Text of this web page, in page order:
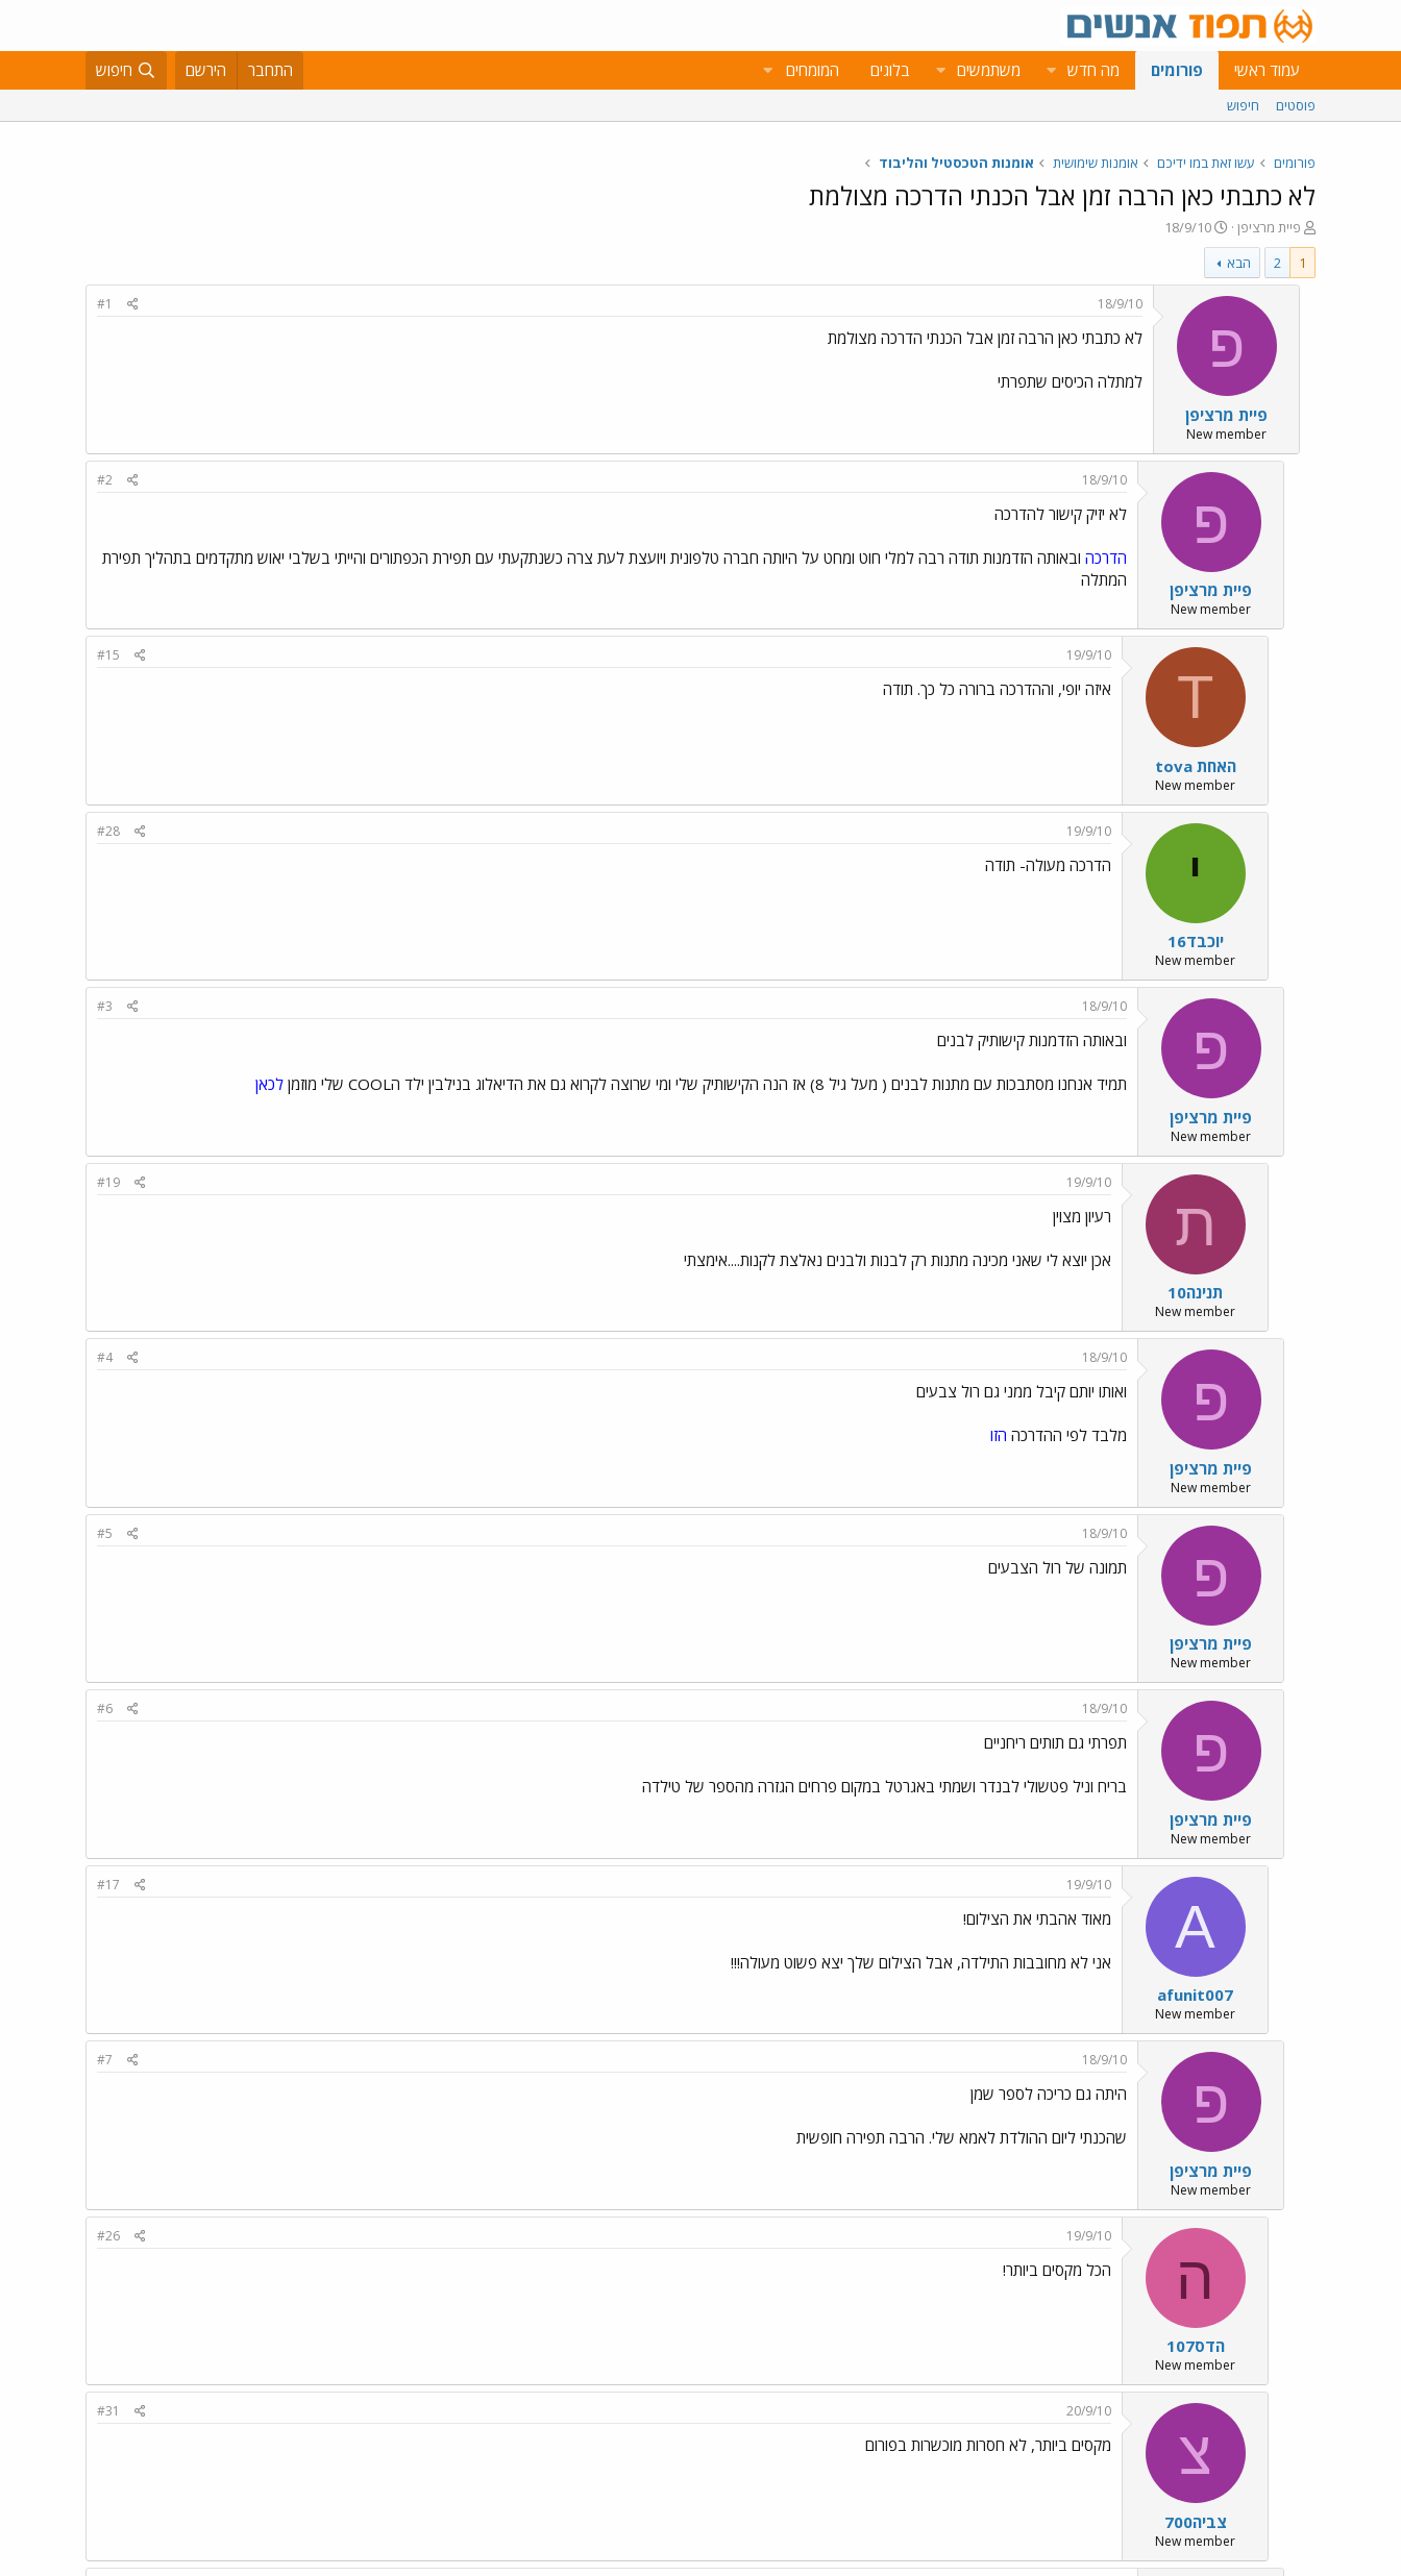
עמוד ראשי פורומים מה חדש משתמשים בלוגים המומחים התחבר הירשם חיפוש
פוסטים חיפוש
פורומים עשו זאת במו ידיכם אומנות שימושית אומנות הטכסטיל והליבוד
לא כתבתי כאן הרבה זמן אבל הכנתי הדרכה מצולמת
פ
ו
ת
ח
פיית מרציפן
פ
ו
ס
ם
י
ך
18/9/10
1
2 הבא
פ
פיית מרציפן
New member
18/9/10
#1
לא כתבתי כאן הרבה זמן אבל הכנתי הדרכה מצולמת
למתלה הכיסים שתפרתי
פ
פיית מרציפן
New member
18/9/10
#2
לא יזיק קישור להדרכה
הדרכה ובאותה הזדמנות תודה רבה למלי חוט ומחט על היותה חברה טלפונית ויועצת לעת צרה כשנתקעתי עם תפירת הכפתורים והייתי בשלבי יאוש מתקדמים בתהליך תפירת
המתלה
T
tova האחת
New member
19/9/10
#15
איזה יופי, וההדרכה ברורה כל כך. תודה
י
יוכבד16
New member
19/9/10
#28
הדרכה מעולה- תודה
פ
פיית מרציפן
New member
18/9/10
#3
ובאותה הזדמנות קישותיק לבנים
תמיד אנחנו מסתבכות עם מתנות לבנים ( מעל גיל 8) אז הנה הקישותיק שלי ומי שרוצה לקרוא גם את הדיאלוג בנילבין ילד הCOOL שלי מוזמן לכאן
ת
תנינה10
New member
19/9/10
#19
רעיון מצוין
אכן יוצא לי שאני מכינה מתנות רק לבנות ולבנים נאלצת לקנות....אימצתי
פ
פיית מרציפן
New member
18/9/10
#4
ואותו יותם קיבל ממני גם רול צבעים
מלבד לפי ההדרכה הזו
פ
פיית מרציפן
New member
18/9/10
#5
תמונה של רול הצבעים
פ
פיית מרציפן
New member
18/9/10
#6
תפרתי גם תותים ריחניים
בריח וניל פטשולי לבנדר ושמתי באגרטל במקום פרחים הגזרה מהספר של טילדה
A
afunit007
New member
19/9/10
#17
מאוד אהבתי את הצילום!
אני לא מחובבות התילדה, אבל הצילום שלך יצא פשוט מעולה!!!
פ
פיית מרציפן
New member
18/9/10
#7
היתה גם כריכה לספר שמן
שהכנתי ליום ההולדת לאמא שלי. הרבה תפירה חופשית
ה
הדס107
New member
19/9/10
#26
הכל מקסים ביותר!
צ
צביה700
New member
20/9/10
#31
מקסים ביותר, לא חסרות מוכשרות בפורום